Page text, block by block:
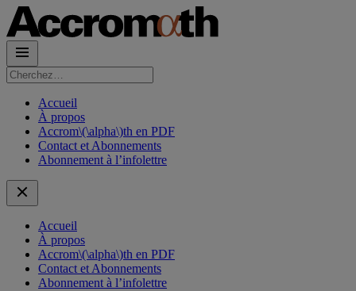
Rechercher :
Accueil
À propos
Accrom\(\alpha\)th en PDF
Contact et Abonnements
Abonnement à l’infolettre
Accueil
À propos
Accrom\(\alpha\)th en PDF
Contact et Abonnements
Abonnement à l’infolettre